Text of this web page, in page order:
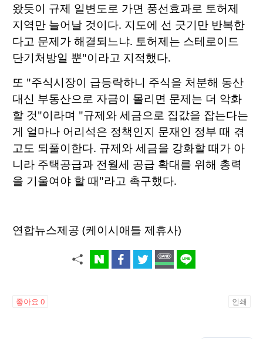
왔듯이 규제 일변도로 가면 풍선효과로 토허제
지역만 늘어날 것이다. 지도에 선 긋기만 반복한
다고 문제가 해결되느냐. 토허제는 스테로이드
단기처방일 뿐"이라고 지적했다.
또 "주식시장이 급등락하니 주식을 처분해 동산
대신 부동산으로 자금이 몰리면 문제는 더 악화
할 것"이라며 "규제와 세금으로 집값을 잡는다는
게 얼마나 어리석은 정책인지 문재인 정부 때 겪
고도 되풀이한다. 규제와 세금을 강화할 때가 아
니라 주택공급과 전월세 공급 확대를 위해 총력
을 기울여야 할 때"라고 촉구했다.
연합뉴스제공 (케이시애틀 제휴사)
좋아요 0 인쇄